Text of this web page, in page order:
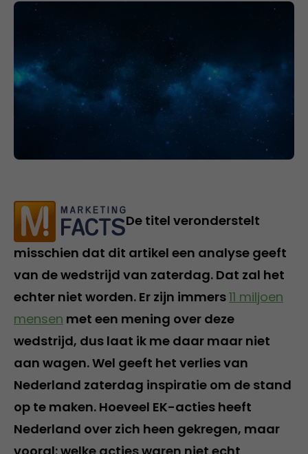
De titel veronderstelt
misschien dat dit artikel een analyse geeft
van de wedstrijd van zaterdag. Dat zal het
echter niet worden. Er zijn immers11 miljoen
mensen met een mening over deze
wedstrijd, dus laat ik me daar maar niet
aan wagen. Wel geeft het verlies van
Nederland zaterdag inspiratie om de stand
op te maken. Hoeveel EK-acties heeft
Nederland over zich heen gekregen, maar